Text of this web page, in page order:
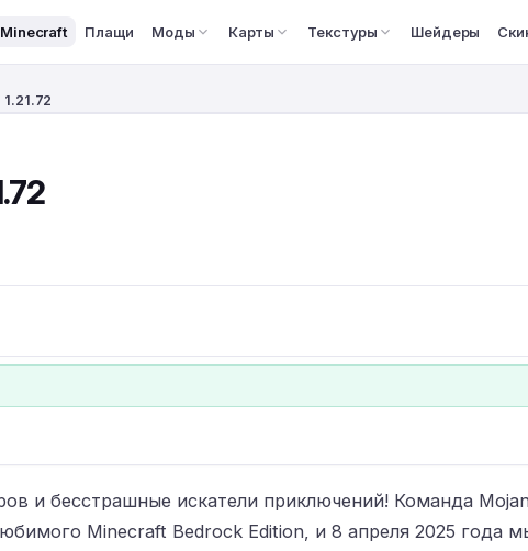
Плащи Моды Карты Текстуры Шейдеры
и бесстрашные искатели приключений! Команда
Minecraft Bedrock Edition, и 8 апреля 2025 года